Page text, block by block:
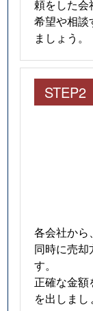
頼をした会
希望や相談
ましょう。
STEP2
各会社から
同時に売却
す。
正確な金額
を出しまし